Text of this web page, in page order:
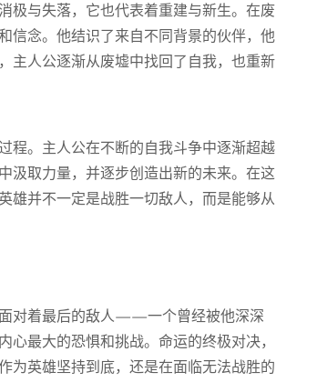
极与失落，它也代表着重建与新生。在废
信念。他结识了来自不同背景的伙伴，他
主人公逐渐从废墟中找回了自我，也重新
程。主人公在不断的自我斗争中逐渐超越
汲取力量，并逐步创造出新的未来。在这
雄并不一定是战胜一切敌人，而是能够从
对着最后的敌人——一个曾经被他深深
最大的恐惧和挑战。命运的终极对决，
为英雄坚持到底，还是在面临无法战胜的